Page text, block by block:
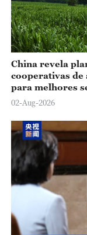
China revela
cooperativas de
para melhores
02-Aug-2026